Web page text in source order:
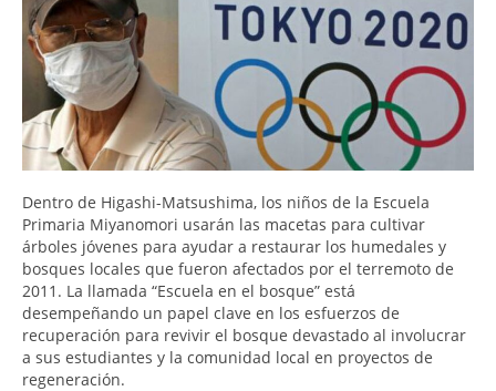
Dentro de Higashi-Matsushima, los niños de la Escuela
Primaria Miyanomori usarán las macetas para cultivar
árboles jóvenes para ayudar a restaurar los humedales y
bosques locales que fueron afectados por el terremoto de
2011. La llamada “Escuela en el bosque” está
desempeñando un papel clave en los esfuerzos de
recuperación para revivir el bosque devastado al involucrar
a sus estudiantes y la comunidad local en proyectos de
regeneración.